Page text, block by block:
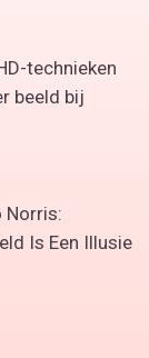
technieken
beeld bij
Norris:
Is Een Illusie